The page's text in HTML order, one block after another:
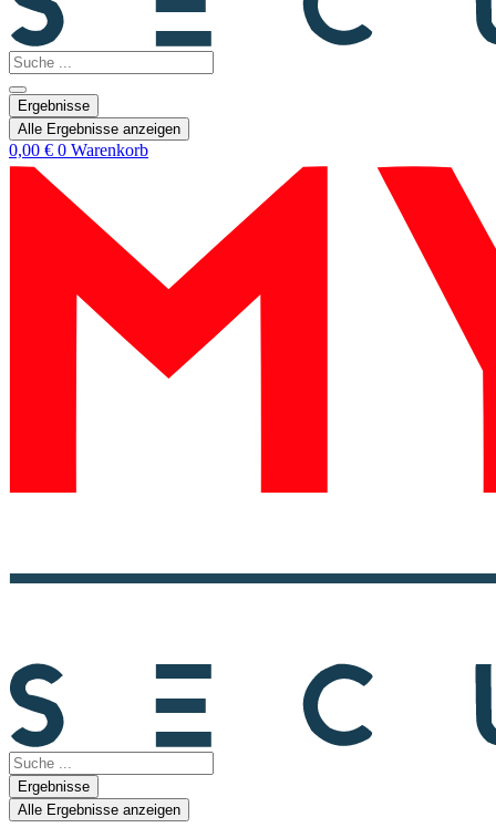
Search
...
Ergebnisse
Alle Ergebnisse anzeigen
0,00 € 0 Warenkorb
Search
...Ergebnisse
Alle Ergebnisse anzeigen